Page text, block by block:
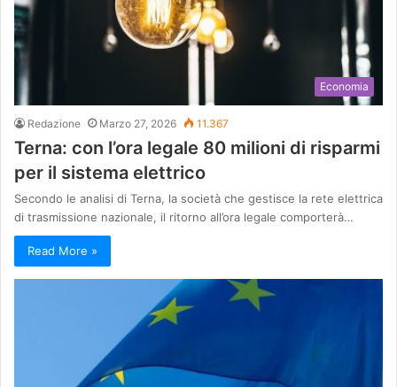
Economia
Redazione Marzo 27, 2026 11.367
Terna: con l’ora legale 80 milioni di risparmi
per il sistema elettrico
Secondo le analisi di Terna, la società che gestisce la rete elettrica
di trasmissione nazionale, il ritorno all’ora legale comporterà…
Read More »